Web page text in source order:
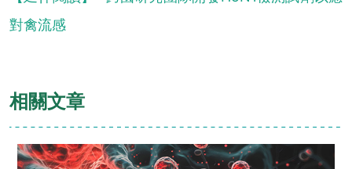
對禽流感
相關文章